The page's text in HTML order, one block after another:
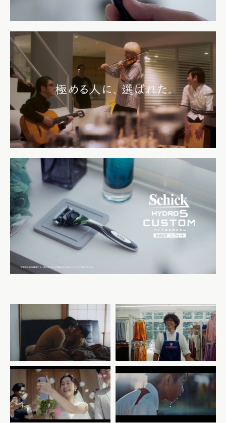
godiva – first kiss /
commercial
2nd STREET #1
KDDI トビラ｜デジタルデバ
イド解消篇「思いがつながる
喜びを、ひとりでも多くの人
へ。」
google x asics /
commercial